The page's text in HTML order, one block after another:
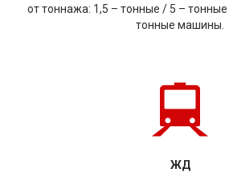
от тоннажа: 1,5 – тонные / 5 –
тонные машины.
ЖД